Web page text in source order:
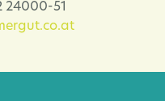
24000-51